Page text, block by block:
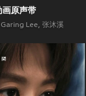
画原声带
Lee, 张沐溪